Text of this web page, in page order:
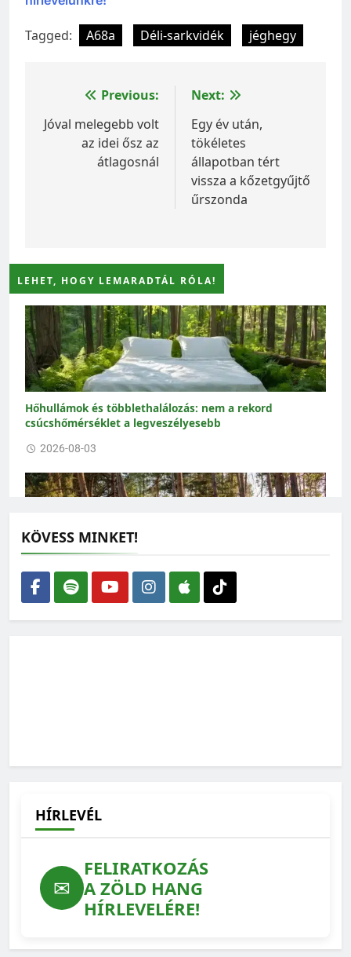
Tagged: A68a Déli-sarkvidék jéghegy
Bejegyzés
navigáció
Previous:
Jóval melegebb volt
az idei ősz az
átlagosnál
Next:
Egy év után,
tökéletes
állapotban tért
vissza a kőzetgyűjtő
űrszonda
LEHET, HOGY LEMARADTÁL RÓLA!
Hőhullámok és többlethalálozás: nem a rekord
csúcshőmérséklet a legveszélyesebb
2026-08-03
Nem elég több fát ültetni: a meglévő erdőket kell
megmenteni a kiszáradástól
KÖVESS MINKET!
HÍRLEVÉL
✉
FELIRATKOZÁS
A ZÖLD HANG
HÍRLEVELÉRE!